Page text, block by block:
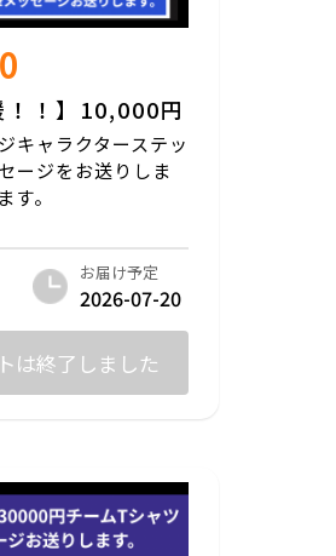
！！】10,000円
キャラクターステッ
ージをお送りしま
す。
お届け予定
2026-07-20
は終了しました